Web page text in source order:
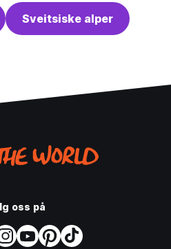
Sveitsiske alper
oss på